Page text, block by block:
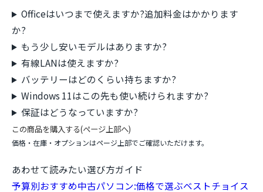
Officeはいつまで使えますか?追加料金はかかります
か?
もう少し安いモデルはありますか?
有線LANは使えますか?
バッテリーはどのくらい持ちますか?
Windows 11はこの先も使い続けられますか?
保証はどうなっていますか?
この商品を購入する(ページ上部へ)
価格・在庫・オプションはページ上部でご確認いただけます。
あわせて読みたい選び方ガイド
予算別おすすめ中古パソコン:価格で選ぶベストチョイス